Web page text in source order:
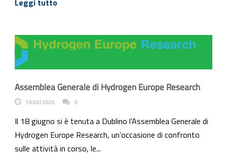
Assemblea Generale di Hydrogen Europe Research
19 GIU 2026 0
Il 18 giugno si è tenuta a Dublino l’Assemblea Generale di
Hydrogen Europe Research, un’occasione di confronto
sulle attività in corso, le...